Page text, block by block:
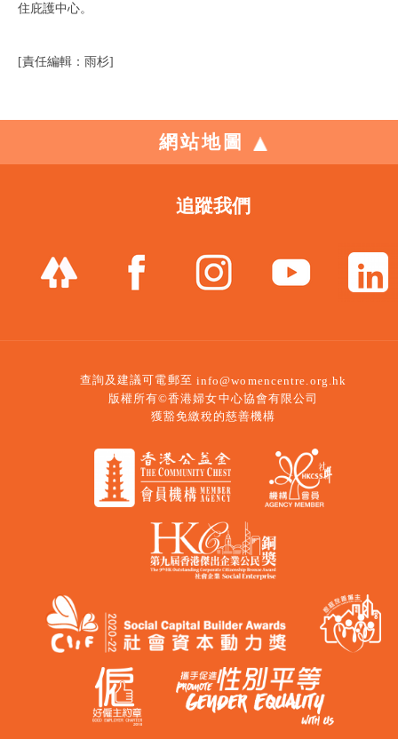
住庇護中心。
[責任編輯：雨杉]
網站地圖
追蹤我們
查詢及建議可電郵至 info@womencentre.org.hk
版權所有©香港婦女中心協會有限公司
獲豁免繳稅的慈善機構